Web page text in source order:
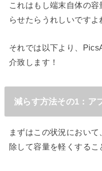
これはもし端末自体の
らせたらうれしいですよ
それでは以下より、
介致します！
減らす方法その1：ア
まずはこの状況におい
除して容量を軽くするこ